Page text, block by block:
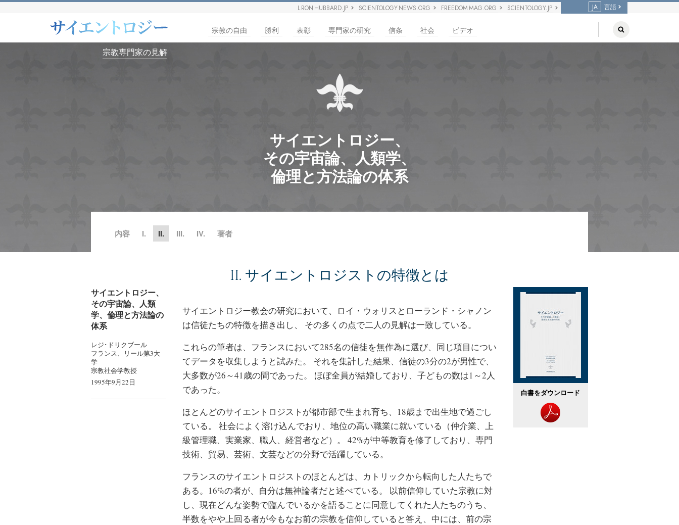
L RON HUBBARD.JP SCIENTOLOGY NEWS.ORG FREEDOM MAG.ORG SCIENTOLOGY.JP JA 言語
宗教の自由 勝利 表彰 専門家の研究 信条 社会 ビデオ
宗教専門家の見解
サイエントロジー、
その宇宙論、人類学、
倫理と方法論の体系
内容 I. II. III. IV. 著者
サイエントロジー、
その宇宙論、人類
学、倫理と方法論の
体系
レジ･ドリクブール
フランス、リール第3大
学
宗教社会学教授
1995年9月22日
II. サイエントロジストの特徴とは
サイエントロジー教会の研究において、ロイ・ウォリスとローランド・シャノン
は信徒たちの特徴を描き出し、 その多くの点で二人の見解は一致している。
これらの筆者は、フランスにおいて285名の信徒を無作為に選び、同じ項目につい
てデータを収集しようと試みた。 それを集計した結果、信徒の3分の2が男性で、
大多数が26～41歳の間であった。
ほぼ全員が結婚しており、子どもの数は1～2人
であった。
ほとんどのサイエントロジストが都市部で生まれ育ち、18歳まで出生地で過ごし
ている。 社会によく溶け込んでおり、地位の高い職業に就いている（仲介業、上
級管理職、実業家、職人、経営者など）。
42%が中等教育を修了しており、専門
技術、貿易、芸術、文芸などの分野で活躍している。
フランスのサイエントロジストのほとんどは、カトリックから転向した人たちで
ある。16%の者が、自分は無神論者だと述べている。 以前信仰していた宗教に対
し、現在どんな姿勢で臨んでいるかを語ることに同意してくれた人たちのうち、
半数をやや上回る者が今もなお前の宗教を信仰していると答え、中には、前の宗
白書をダウンロード